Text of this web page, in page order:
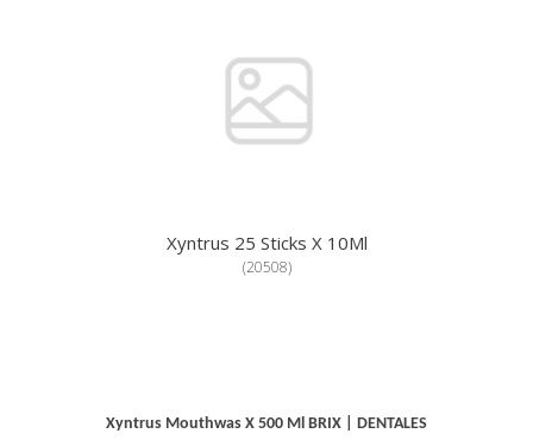
Xyntrus 25 Sticks X 10Ml
(20508)
Xyntrus Mouthwas X 500 Ml BRIX DENTALES